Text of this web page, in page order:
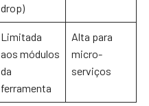
drop)
Limitada
aos módulos
da
ferramenta
Alta para
micro-
serviços